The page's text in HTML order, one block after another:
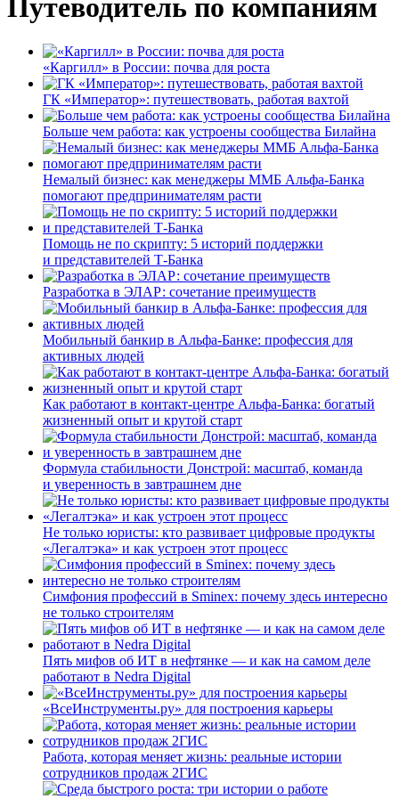
Путеводитель по компаниям
«Каргилл» в России: почва для роста
ГК «Император»: путешествовать, работая вахтой
Больше чем работа: как устроены сообщества Билайна
Немалый бизнес: как менеджеры ММБ Альфа-Банка
помогают предпринимателям расти
Помощь не по скрипту: 5 историй поддержки
и представителей Т-Банка
Разработка в ЭЛАР: сочетание преимуществ
Мобильный банкир в Альфа-Банке: профессия для
активных людей
Как работают в контакт-центре Альфа-Банка: богатый
жизненный опыт и крутой старт
Формула стабильности Донстрой: масштаб, команда
и уверенность в завтрашнем дне
Не только юристы: кто развивает цифровые продукты
«Легалтэка» и как устроен этот процесс
Симфония профессий в Sminex: почему здесь интересно
не только строителям
Пять мифов об ИТ в нефтянке — и как на самом деле
работают в Nedra Digital
«ВсеИнструменты.ру» для построения карьеры
Работа, которая меняет жизнь: реальные истории
сотрудников продаж 2ГИС